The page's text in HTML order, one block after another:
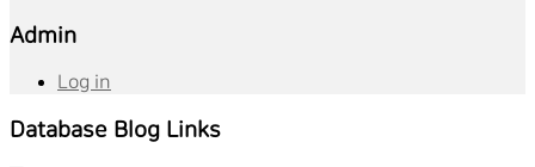
Admin
Log in
Database Blog Links